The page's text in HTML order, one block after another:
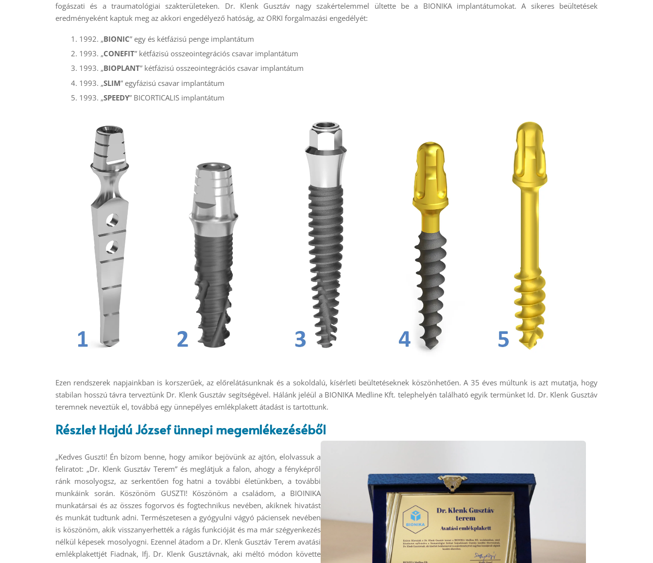
fogászati és a traumatológiai szakterületeken. Dr. Klenk Gusztáv nagy szakértelemmel ültette be a BIONIKA implantátumokat. A sikeres beültetések
eredményeként kaptuk meg az akkori engedélyező hatóság, az ORKI forgalmazási engedélyét:
1992. „BIONIC” egy és kétfázisú penge implantátum
1993. „CONEFIT” kétfázisú osszeointegrációs csavar implantátum
1993. „BIOPLANT” kétfázisú osszeointegrációs csavar implantátum
1993. „SLIM” egyfázisú csavar implantátum
1993. „SPEEDY” BICORTICALIS implantátum
Ezen rendszerek napjainkban is korszerűek, az előrelátásunknak és a sokoldalú, kísérleti beültetéseknek köszönhetően. A 35 éves múltunk is azt mutatja, hogy
stabilan hosszú távra terveztünk Dr. Klenk Gusztáv segítségével. Hálánk jeléül a BIONIKA Medline Kft. telephelyén található egyik termünket Id. Dr. Klenk Gusztáv
teremnek neveztük el, továbbá egy ünnepélyes emlékplakett átadást is tartottunk.
Részlet Hajdú József ünnepi megemlékezéséből
„Kedves Guszti! Én bízom benne, hogy amikor bejövünk az ajtón, elolvassuk a
feliratot: „Dr. Klenk Gusztáv Terem” és meglátjuk a falon, ahogy a fényképről
ránk mosolyogsz, az serkentően fog hatni a további életünkben, a további
munkáink során. Köszönöm GUSZTI! Köszönöm a családom, a BIOINIKA
munkatársai és az összes fogorvos és fogtechnikus nevében, akiknek hivatást
és munkát tudtunk adni. Természetesen a gyógyulni vágyó páciensek nevében
is köszönöm, akik visszanyerhették a rágás funkcióját és ma már szégyenkezés
nélkül képesek mosolyogni. Ezennel átadom a Dr. Klenk Gusztáv Terem avatási
emlékplakettjét Fiadnak, Ifj. Dr. Klenk Gusztávnak, aki méltó módon követte